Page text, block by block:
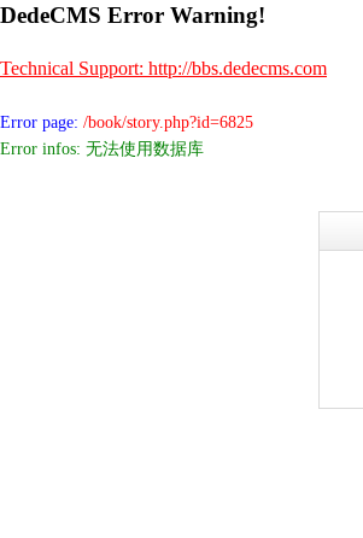
DedeCMS Error Warning!
Technical Support: http://bbs.dedecms.com
Error page: /book/story.php?id=6825
Error infos: 无法使用数据库